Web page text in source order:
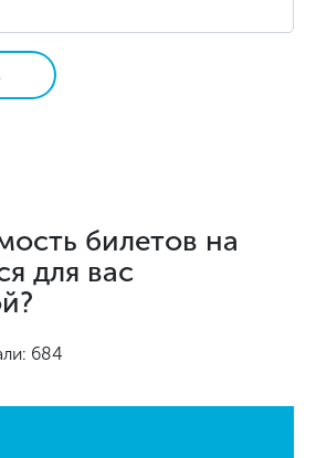
билетов на
для вас
684